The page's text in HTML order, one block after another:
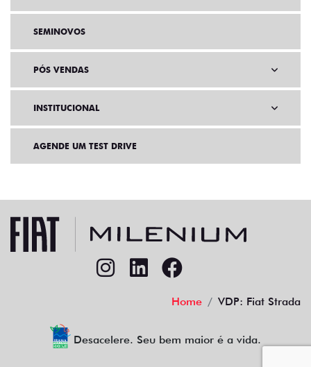
SEMINOVOS
PÓS VENDAS
INSTITUCIONAL
AGENDE UM TEST DRIVE
Home VDP: Fiat Strada
Desacelere. Seu bem maior é a vida.